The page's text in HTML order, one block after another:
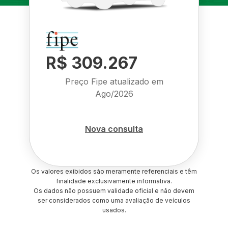
R$ 309.267
Preço Fipe atualizado em
Ago/2026
Nova consulta
Os valores exibidos são meramente referenciais e têm
finalidade exclusivamente informativa.
Os dados não possuem validade oficial e não devem
ser considerados como uma avaliação de veículos
usados.